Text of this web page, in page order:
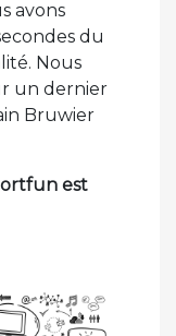
avons
du
Nous
un dernier
Bruwier
est